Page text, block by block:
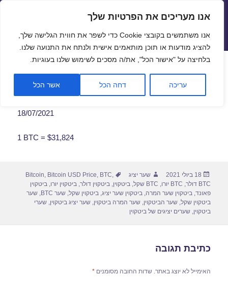
פתח
אנו מעריכים את הפרטיות שלך
אנו משתמשים בקובצי Cookie כדי לשפר את חווית הגלישה שלך,
להציג מודעות או תוכן מותאמים אישית ולנתח את התנועה שלנו.
בלחיצה על "אישור הכל", את/ה מסכים לשימוש שלנו בעוגיות.
עריכה דחה הכל אשר הכל
שערי חליפין יציגים – שער יציג
תפריטים
ווידג'טים
שער ביטקוין לתאריך 18/07/2021
18/07/2021
1 BTC = $31,824
פורסם
בתאריך
18 ביולי 2021 מחבר
שער יציג תגיות Bitcoin, Bitcoin USD Price, BTC,
BTC דולר
, BTC יורו , BTC שקל ,ביטקוין,ביטקוין דולר,ביטקוין יורו,ביטקוין
פאונד,ביטקוין שער המרה,ביטקוין שער יציג,ביטקוין שקל,שער BTC ,שער
ביטקוין שקל,שער הביטקוין,שער המרה ביטקוין,שער יציג ביטקוין,שערי
ביטקוין,שערים יציגים של ביטקוין
כתיבת תגובה
האימייל לא יוצג באתר. שדות החובה מסומנים*